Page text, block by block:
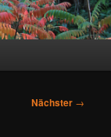
Nächster →